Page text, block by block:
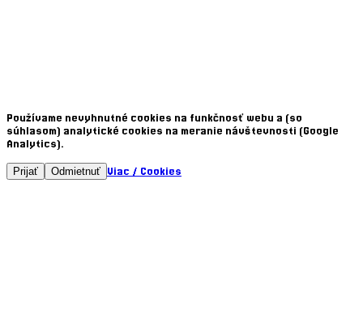
Používame nevyhnutné cookies na funkčnosť webu a (so
súhlasom) analytické cookies na meranie návštevnosti (Google
Analytics).
Prijať Odmietnuť Viac / Cookies